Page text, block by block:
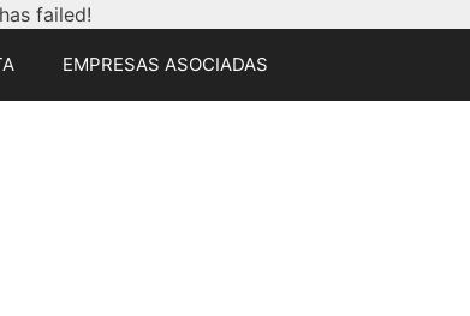
failed!
EMPRESAS ASOCIADAS